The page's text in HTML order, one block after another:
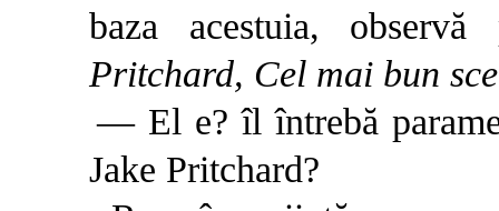
baza acestuia,
Pritchard, Cel mai bun
— El e? îl întrebă
Jake Pritchard?